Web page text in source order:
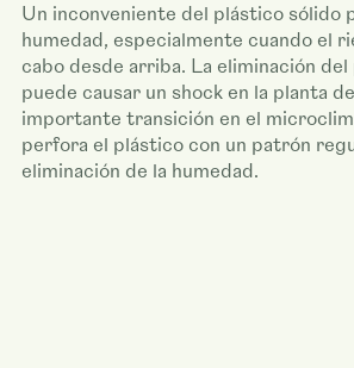
Un inconveniente del plástico sólido
humedad, especialmente cuando el
cabo desde arriba. La eliminación
puede causar un shock en la planta
importante transición en el
perfora el plástico con un patrón
eliminación de la humedad.